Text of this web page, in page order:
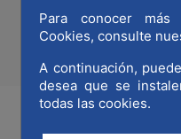
Para conocer
Cookies, consulte
A continuación,
desea que se
todas las cookies.